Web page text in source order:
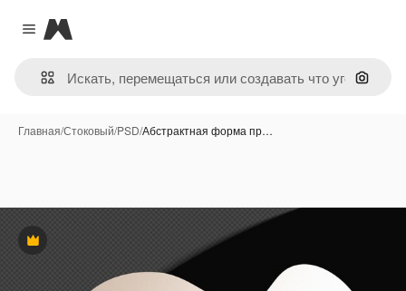
Close menu
Magnific
Поиск
Главная/Стоковый/PSD/Абстрактная форма пр…
Премиум